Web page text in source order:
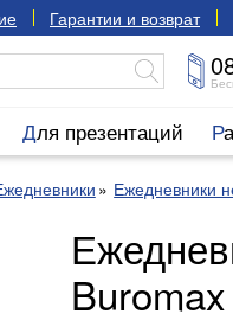
Гарантии и возврат
Для презентаций
Ежедневники